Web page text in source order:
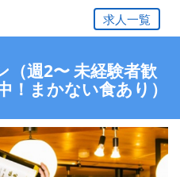
求人一覧
（週2〜 未経験者歓
！まかない食あり）